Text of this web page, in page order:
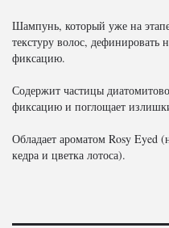
Шампунь, который уже на
текстуру волос, дефинировать
фиксацию.
Содержит частицы
фиксацию и поглощает
Обладает ароматом Rosy Eyed
кедра и цветка лотоса).